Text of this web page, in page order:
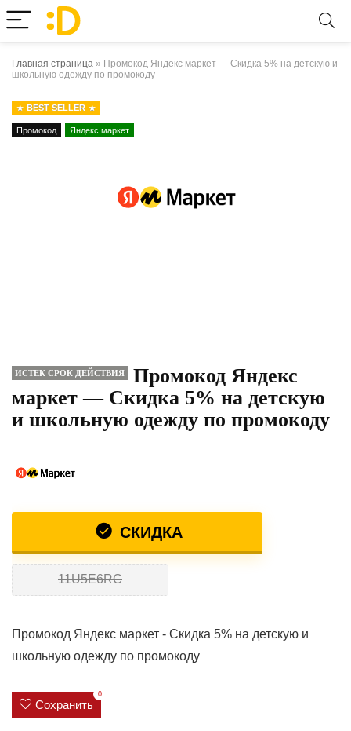
Главная страница » Промокод Яндекс маркет — Скидка 5% на детскую и
школьную одежду по промокоду
BEST SELLER
Промокод Яндекс маркет
ИСТЕК СРОК ДЕЙСТВИЯ
Промокод Яндекс
маркет — Скидка 5% на детскую
и школьную одежду по промокоду
СКИДКА
11U5E6RC
Промокод Яндекс маркет - Скидка 5% на детскую и
школьную одежду по промокоду
Сохранить
0